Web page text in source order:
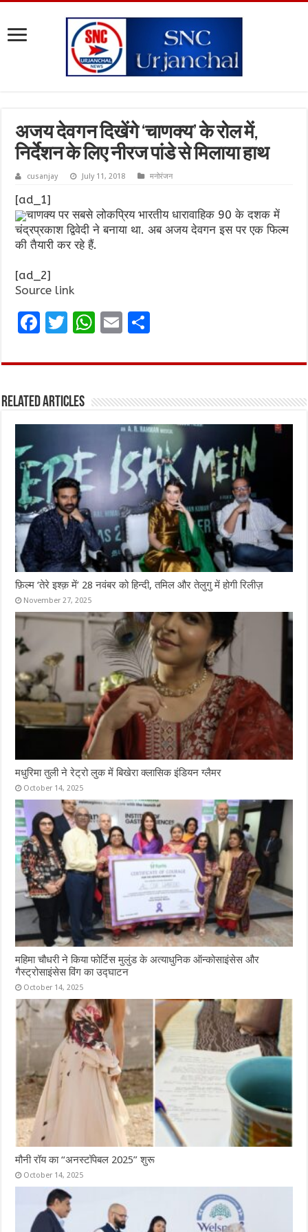
अजय देवगन दिखेंगे ‘चाणक्य’ के रोल में,
निर्देशन के लिए नीरज पांडे से मिलाया हाथ
cusanjay July 11, 2018 मनोरंजन
[ad_1]
चाणक्य पर सबसे लोकप्रिय भारतीय धारावाहिक 90 के दशक में
चंद्रप्रकाश द्विवेदी ने बनाया था. अब अजय देवगन इस पर एक फिल्म
की तैयारी कर रहे हैं.
[ad_2]
Source link
F
ce
o
o
k
T
it
r
W
at
A
p
p
E
ai ar
Related Articles
फ़िल्म ‘तेरे इश्क़ में’ 28 नवंबर को हिन्दी, तमिल और तेलुगु में होगी रिलीज़
November 27, 2025
मधुरिमा तुली ने रेट्रो लुक में बिखेरा क्लासिक इंडियन ग्लैमर
October 14, 2025
महिमा चौधरी ने किया फोर्टिस मुलुंड के अत्याधुनिक ऑन्कोसाइंसेस और
गैस्ट्रोसाइंसेस विंग का उद्घाटन
October 14, 2025
मौनी रॉय का “अनस्टॉपेबल 2025” शुरू
October 14, 2025